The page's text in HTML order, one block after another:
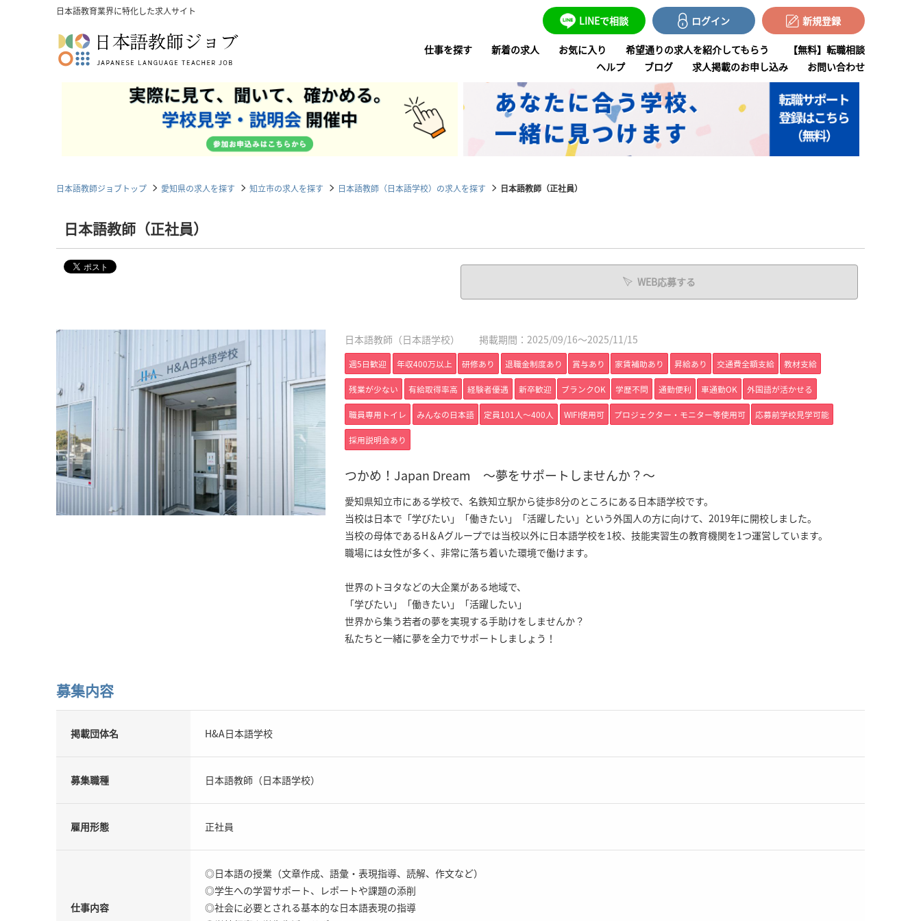
日本語教育業界に特化した求人サイト
LINEで相談 ログイン 新規登録
仕事を探す 新着の求人 お気に入り 希望通りの求人を紹介してもらう
【無料】転職相談
ヘルプ
ブログ 求人掲載のお申し込み お問い合わせ
日本語教師ジョブトップ 愛知県の求人を探す 知立市の求人を探す 日本語教師（日本語学校）の求人を探す 日本語教師（正社員）
日本語教師（正社員）
WEB応募する
日本語教師（日本語学校） 掲載期間：2025/09/16～2025/11/15
週5日歓迎 年収400万以上 研修あり 退職金制度あり 賞与あり 家賃補助あり 昇給あり 交通費全額支給 教材支給
残業が少ない 有給取得率高 経験者優遇 新卒歓迎 ブランクOK 学歴不問 通勤便利 車通勤OK 外国語が活かせる
職員専用トイレ みんなの日本語 定員101人〜400人 WIFI使用可 プロジェクター・モニター等使用可 応募前学校見学可能
採用説明会あり
つかめ！Japan Dream ～夢をサポートしませんか？～
愛知県知立市にある学校で、名鉄知立駅から徒歩8分のところにある日本語学校です。
当校は日本で「学びたい」「働きたい」「活躍したい」という外国人の方に向けて、2019年に開校しました。
当校の母体であるH＆Aグループでは当校以外に日本語学校を1校、技能実習生の教育機関を1つ運営しています。
職場には女性が多く、非常に落ち着いた環境で働けます。
世界のトヨタなどの大企業がある地域で、
「学びたい」「働きたい」「活躍したい」
世界から集う若者の夢を実現する手助けをしませんか？
私たちと一緒に夢を全力でサポートしましょう！
募集内容
掲載団体名 H&A日本語学校
募集職種 日本語教師（日本語学校）
雇用形態 正社員
仕事内容
◎日本語の授業（文章作成、語彙・表現指導、読解、作文など）
◎学生への学習サポート、レポートや課題の添削
◎社会に必要とされる基本的な日本語表現の指導